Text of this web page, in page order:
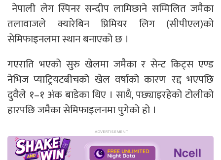
नेपाली लेग स्पिनर सन्दीप लामिछाने सम्मिलित जमैका
तलावाजले क्यारेबिन प्रिमियर लिग (सीपीएल)को
सेमिफाइनलमा स्थान बनाएको छ ।
गएराति भएको सुरु खेलमा जमैका र सेन्ट किट्स एण्ड
नेभिज प्याट्रियटबीचको खेल वर्षाको कारण रद्द भएपछि
दुवैले १–१ अंक बाडेका थिए । साथै, पछ्याइरहेको टोलीको
हारपछि जमैका सेमिफाइलनमा पुगेको हो ।